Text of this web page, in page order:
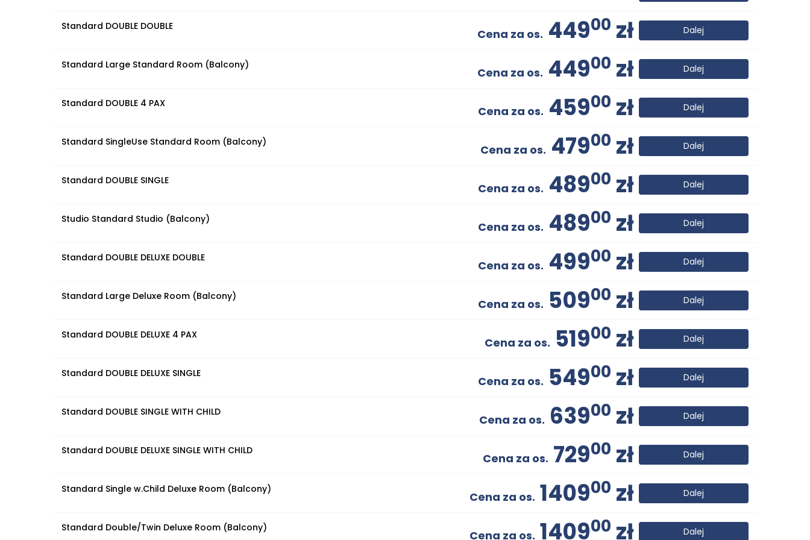
Standard DOUBLE DOUBLE
Cena za os. 44900 zł Dalej
Standard Large Standard Room (Balcony)
Cena za os. 44900 zł Dalej
Standard DOUBLE 4 PAX
Cena za os. 45900 zł Dalej
Standard SingleUse Standard Room (Balcony)
Cena za os. 47900 zł Dalej
Standard DOUBLE SINGLE
Cena za os. 48900 zł Dalej
Studio Standard Studio (Balcony)
Cena za os. 48900 zł Dalej
Standard DOUBLE DELUXE DOUBLE
Cena za os. 49900 zł Dalej
Standard Large Deluxe Room (Balcony)
Cena za os. 50900 zł Dalej
Standard DOUBLE DELUXE 4 PAX
Cena za os. 51900 zł Dalej
Standard DOUBLE DELUXE SINGLE
Cena za os. 54900 zł Dalej
Standard DOUBLE SINGLE WITH CHILD
Cena za os. 63900 zł Dalej
Standard DOUBLE DELUXE SINGLE WITH CHILD
Cena za os. 72900 zł Dalej
Standard Single w.Child Deluxe Room (Balcony)
Cena za os. 140900 zł Dalej
Standard Double/Twin Deluxe Room (Balcony)
Cena za os. 140900 zł Dalej